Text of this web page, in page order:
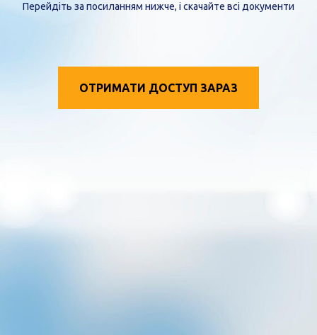
Перейдіть за посиланням нижче, і скачайте всі документи
ОТРИМАТИ ДОСТУП ЗАРАЗ